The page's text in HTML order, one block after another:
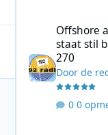
Offshore
staat stil
270
Door de
0